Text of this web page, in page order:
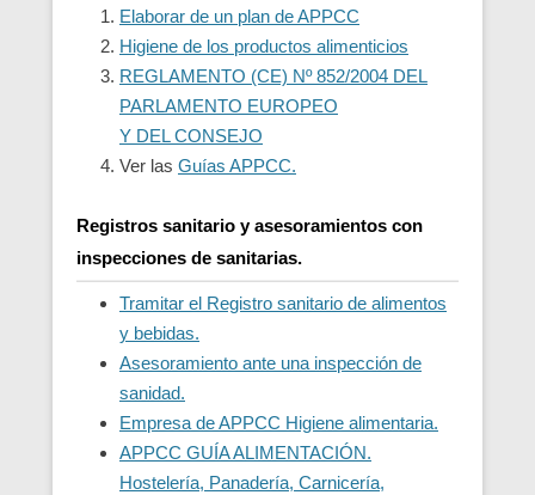
Elaborar de un plan de APPCC
Higiene de los productos alimenticios
REGLAMENTO (CE) Nº 852/2004 DEL
PARLAMENTO EUROPEO
Y DEL CONSEJO
Ver las Guías APPCC.
Registros sanitario y asesoramientos con
inspecciones de sanitarias.
Tramitar el Registro sanitario de alimentos
y bebidas.
Asesoramiento ante una inspección de
sanidad.
Empresa de APPCC Higiene alimentaria.
APPCC GUÍA ALIMENTACIÓN.
Hostelería, Panadería, Carnicería,